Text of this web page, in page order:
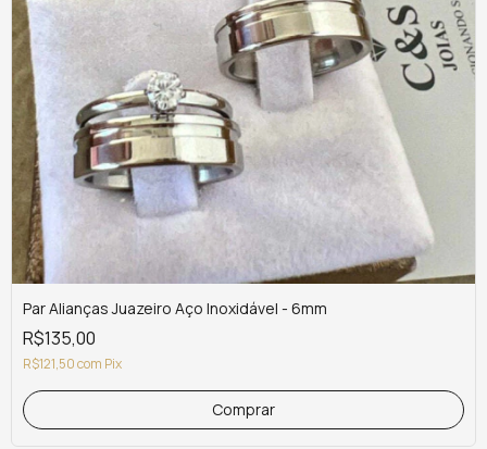
Par Alianças Juazeiro Aço Inoxidável - 6mm
R$135,00
R$121,50com Pix